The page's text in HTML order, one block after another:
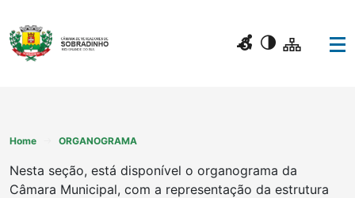
Home ORGANOGRAMA
Nesta seção, está disponível o organograma da
Câmara Municipal, com a representação da estrutura